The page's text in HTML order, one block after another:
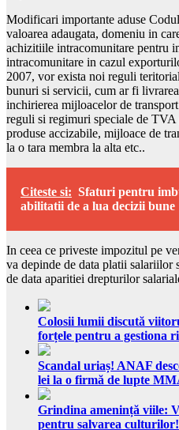
Modificari importante aduse
valoarea adaugata, domeniu in
achizitiile intracomunitare pentru
intracomunitare in cazul
2007, vor exista noi reguli
bunuri si servicii, cum ar fi
inchirierea mijloacelor de
reguli si regimuri speciale de
produse accizabile, mijloace de
la o tara membra la alta etc..
Citeste si: Sfaturi pentru
abilitatii de a lua decizii bune
In ceea ce priveste impozitul pe
va depinde de data platii salariilor
de data aparitiei drepturilor
Colosii lumii discută
forțele pentru a gestiona
Scandal uriaș! ANAF
lei la o firmă de lupte
Grindina amenință viile:
pentru salvarea culturilor!